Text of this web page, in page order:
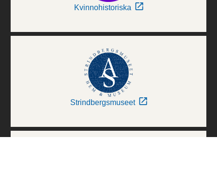
Kvinnohistoriska
Strindbergsmuseet